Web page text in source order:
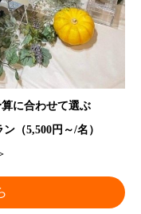
に合わせて選ぶ
（5,500円～/名）